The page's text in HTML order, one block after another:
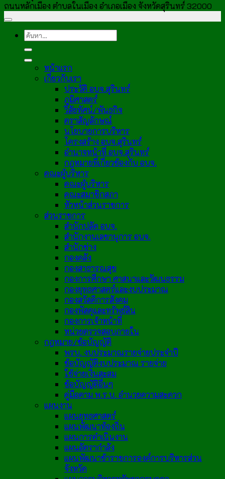
ถนนหลักเมือง ตำบลในเมือง อำเภอเมือง จังหวัดสุรินทร์ 32000
หน้าแรก
เกี่ยวกับเรา
ประวัติ อบจ.สุรินทร์
ภูมิศาสตร์
วิสัยทัศน์/พันธกิจ
ตราสัญลักษณ์
นโยบายการบริหาร
โครงสร้าง อบจ.สุรินทร์
อำนาจหน้าที่ อบจ.สุรินทร์
กฎหมายที่เกี่ยวข้องกับ อบจ.
คณะผู้บริหาร
คณะผู้บริหาร
คณะสมาชิกสภา
หัวหน้าส่วนราชการ
ส่วนราชการ
สำนักปลัด อบจ.
สำนักงานเลขานุการ อบจ.
สำนักช่าง
กองคลัง
กองสาธารณสุข
กองการศึกษา ศาสนาและวัฒนธรรม
กองยุทธศาสตร์และงบประมาณ
กองสวัสดิการสังคม
กองพัสดุและทรัพย์สิน
กองการเจ้าหน้าที่
หน่วยตรวจสอบภายใน
กฎหมาย/ข้อบัญญัติ
พรบ. งบประมาณรายจ่ายประจำปี
ข้อบัญญัติงบประมาณ รายจ่าย
ใช้จ่ายเงินสะสม
ข้อบัญญัติอื่นๆ
คู่มือตาม พ.ร.บ. อำนวยความสะดวก
แผนงาน
แผนยุทธศาสตร์
แผนพัฒนาท้องถิ่น
แผนการดำเนินงาน
แผนอัตรากำลัง
แผนพัฒนาข้าราชการองค์การบริหารส่วน
จังหวัด